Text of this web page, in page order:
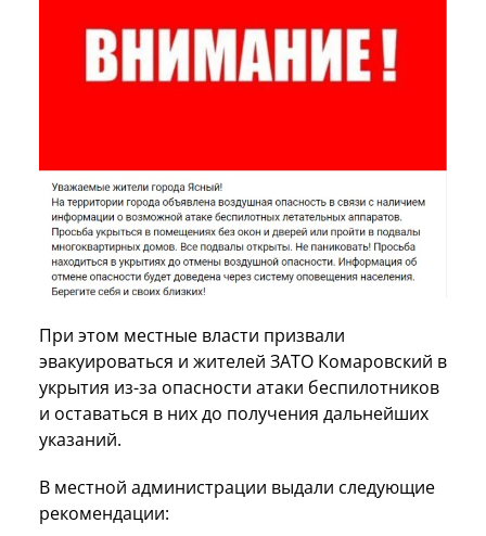
При этом местные власти призвали
эвакуироваться и жителей ЗАТО Комаровский в
укрытия из-за опасности атаки беспилотников
и оставаться в них до получения дальнейших
указаний.
В местной администрации выдали следующие
рекомендации: